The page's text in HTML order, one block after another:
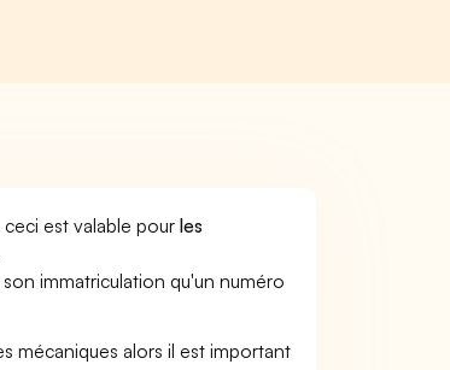
est valable pourles
immatriculation qu'un numéro
mécaniques alors il est important